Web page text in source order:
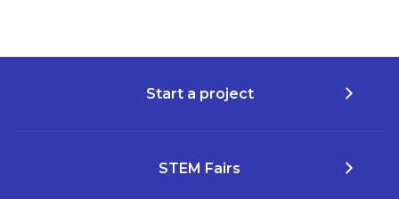
Start a project
STEM Fairs